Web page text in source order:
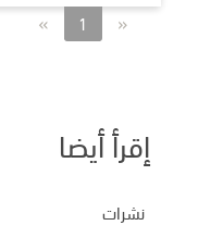
«
1
»
إقرأ أيضا
نشرات